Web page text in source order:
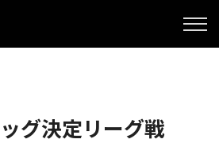
グ決定リーグ戦